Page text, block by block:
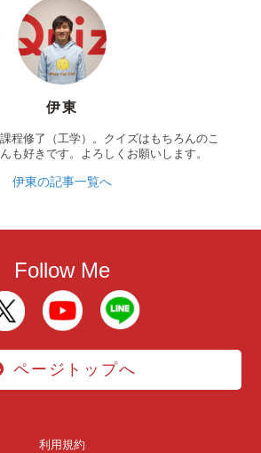
伊東
程修了（工学）。クイズはもちろんのこ
も好きです。よろしくお願いします。
伊東の記事一覧へ
Follow Me
ページトップへ
利用規約